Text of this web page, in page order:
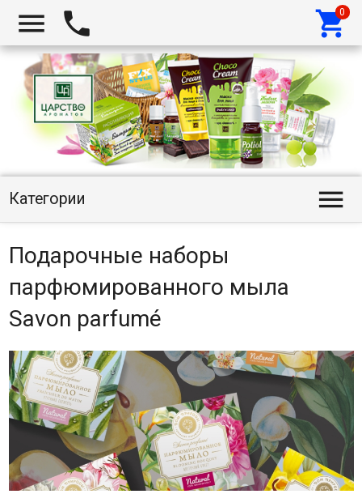
  
Категории 
Подарочные наборы
парфюмированного мыла
Savon parfumé